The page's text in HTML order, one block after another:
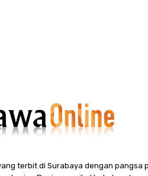
terbit di Surabaya dengan pangsa